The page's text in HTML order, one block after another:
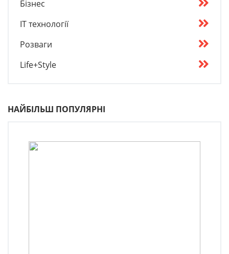
Бізнес
IT технології
Розваги
Life+Style
НАЙБІЛЬШ ПОПУЛЯРНІ